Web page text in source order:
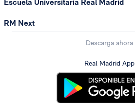
Escuela Universitaria Real Madrid
RM Next
Descarga ahora
Real Madrid App